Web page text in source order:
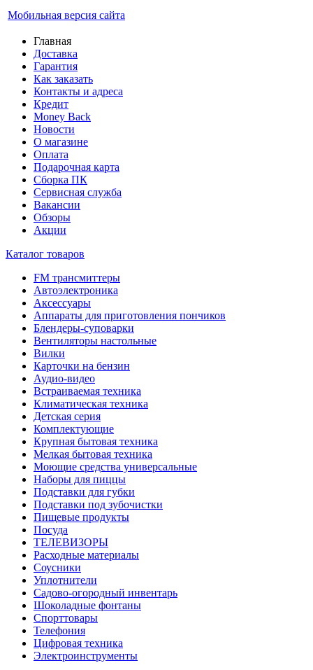
Мобильная версия сайта
Главная
Доставка
Гарантия
Как заказать
Контакты и адреса
Кредит
Money Back
Новости
О магазине
Оплата
Подарочная карта
Сборка ПК
Сервисная служба
Вакансии
Обзоры
Акции
Каталог товаров
FM трансмиттеры
Автоэлектроника
Аксессуары
Аппараты для приготовления пончиков
Блендеры-суповарки
Вентиляторы настольные
Вилки
Карточки на бензин
Аудио-видео
Встраиваемая техника
Климатическая техника
Детская серия
Комплектующие
Крупная бытовая техника
Мелкая бытовая техника
Моющие средства универсальные
Наборы для пиццы
Подставки для губки
Подставки под зубочистки
Пищевые продукты
Посуда
ТЕЛЕВИЗОРЫ
Расходные материалы
Соусники
Уплотнители
Садово-огородный инвентарь
Шоколадные фонтаны
Спорттовары
Телефония
Цифровая техника
Электроинструменты